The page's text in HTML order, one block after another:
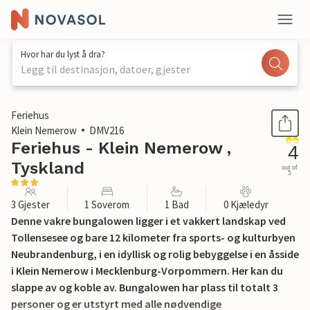
Hvor har du lyst å dra?
Legg til destinasjon, datoer, gjester
1 / 23
Feriehus
Klein Nemerow
DMV216
Feriehus - Klein Nemerow ,
Tyskland
4
out of
5
3 Gjester 1 Soverom 1 Bad 0 Kjæledyr
Denne vakre bungalowen ligger i et vakkert landskap ved
Tollensesee og bare 12 kilometer fra sports- og kulturbyen
Neubrandenburg, i en idyllisk og rolig bebyggelse i en åsside
i Klein Nemerow i Mecklenburg-Vorpommern. Her kan du
slappe av og koble av. Bungalowen har plass til totalt 3
personer og er utstyrt med alle nødvendige